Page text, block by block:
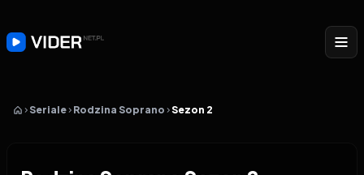
Seriale Rodzina Soprano Sezon 2